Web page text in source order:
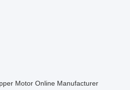
Motor Online Manufacturer